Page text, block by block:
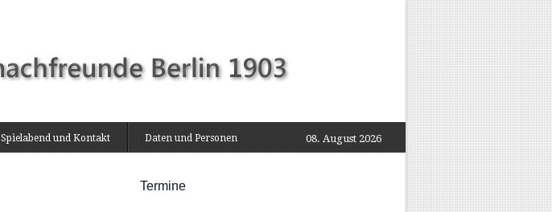
08. August 2026
Spielabend und Kontakt Daten und Personen
Termine